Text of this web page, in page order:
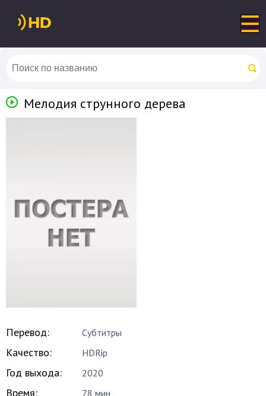
Мелодия струнного дерева
Перевод: Субтитры
Качество: HDRip
Год выхода: 2020
Время: 78 мин